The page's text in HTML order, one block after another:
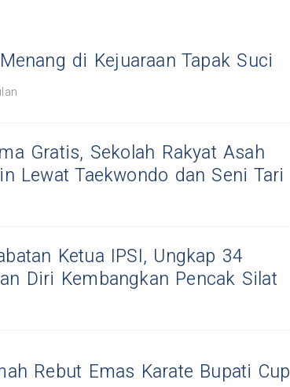
di Kejuaraan Tapak Suci
Gratis, Sekolah Rakyat Asah
Lewat Taekwondo dan Seni Tari
Ketua IPSI, Ungkap 34
Diri Kembangkan Pencak Silat
Rebut Emas Karate Bupati Cup